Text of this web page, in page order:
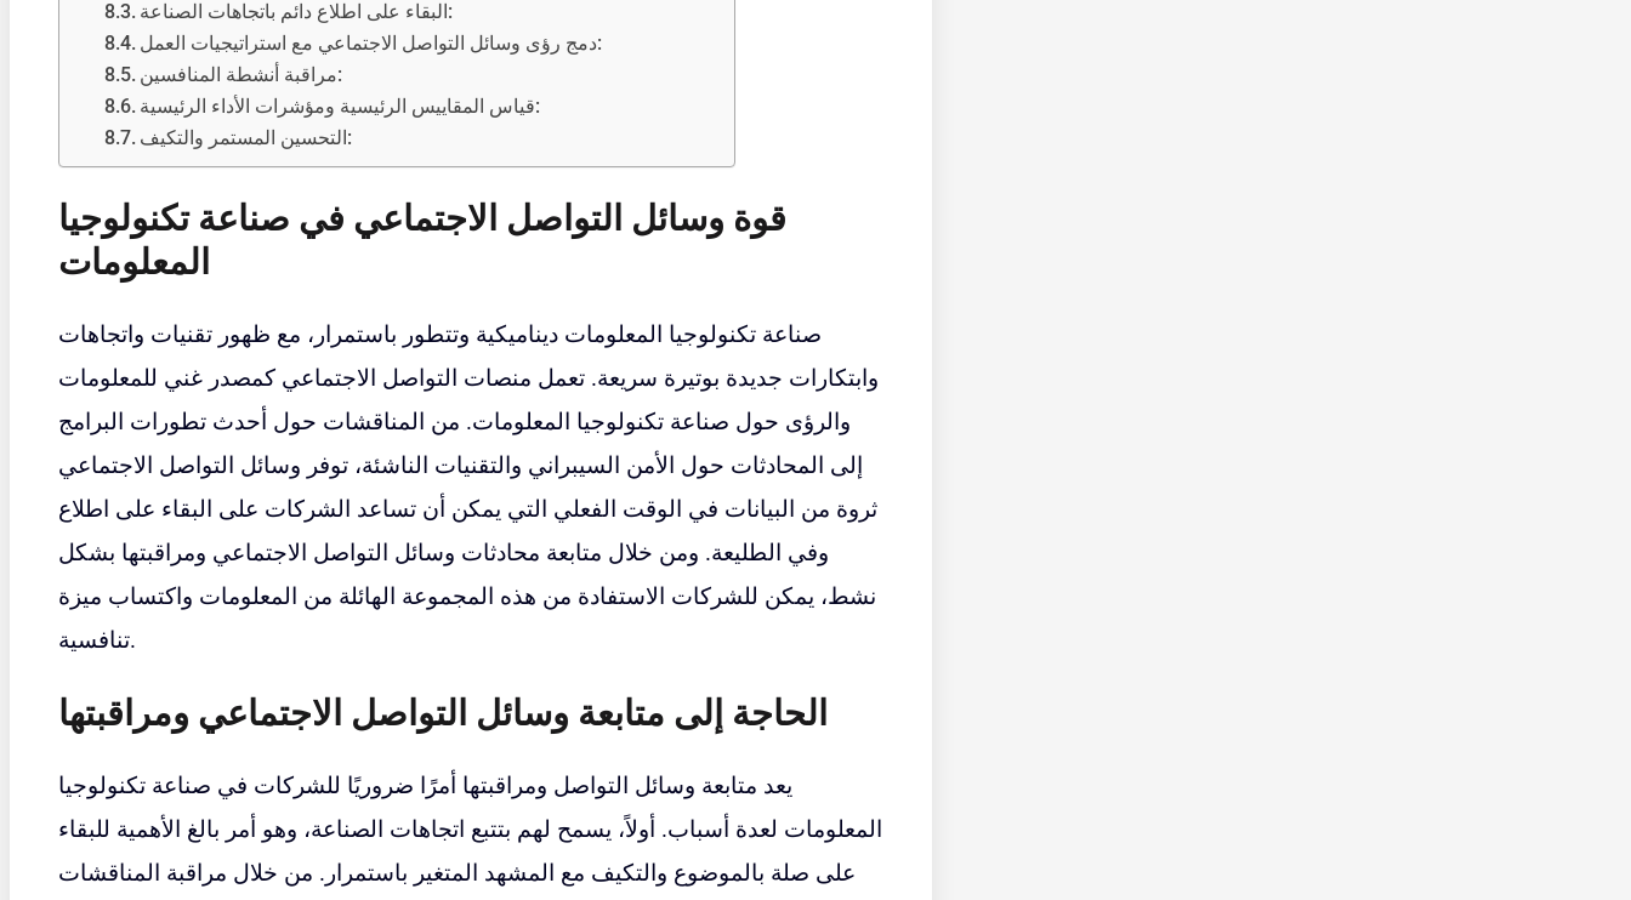
البقاء على اطلاع دائم باتجاهات الصناعة:
دمج رؤى وسائل التواصل الاجتماعي مع استراتيجيات العمل:
مراقبة أنشطة المنافسين:
قياس المقاييس الرئيسية ومؤشرات الأداء الرئيسية:
التحسين المستمر والتكيف:
قوة وسائل التواصل الاجتماعي في صناعة تكنولوجيا
المعلومات
صناعة تكنولوجيا المعلومات ديناميكية وتتطور باستمرار، مع ظهور تقنيات واتجاهات
وابتكارات جديدة بوتيرة سريعة. تعمل منصات التواصل الاجتماعي كمصدر غني للمعلومات
والرؤى حول صناعة تكنولوجيا المعلومات. من المناقشات حول أحدث تطورات البرامج
إلى المحادثات حول الأمن السيبراني والتقنيات الناشئة، توفر وسائل التواصل الاجتماعي
ثروة من البيانات في الوقت الفعلي التي يمكن أن تساعد الشركات على البقاء على اطلاع
وفي الطليعة. ومن خلال متابعة محادثات وسائل التواصل الاجتماعي ومراقبتها بشكل
نشط، يمكن للشركات الاستفادة من هذه المجموعة الهائلة من المعلومات واكتساب ميزة
تنافسية.
الحاجة إلى متابعة وسائل التواصل الاجتماعي ومراقبتها
يعد متابعة وسائل التواصل ومراقبتها أمرًا ضروريًا للشركات في صناعة تكنولوجيا
المعلومات لعدة أسباب. أولاً، يسمح لهم بتتبع اتجاهات الصناعة، وهو أمر بالغ الأهمية للبقاء
على صلة بالموضوع والتكيف مع المشهد المتغير باستمرار. من خلال مراقبة المناقشات